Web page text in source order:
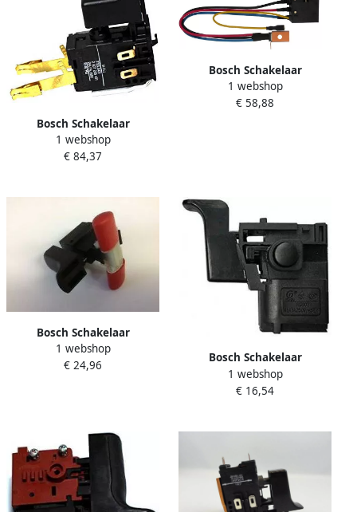
Bosch Schakelaar
2607200421
1 webshop
€ 84,37
Bosch Schakelaar
2.610.927.563
1 webshop
€ 58,88
Bosch Schakelaar
1.607.200.198
1 webshop
€ 24,96
Bosch Schakelaar
3.607.200.066
1 webshop
€ 16,54